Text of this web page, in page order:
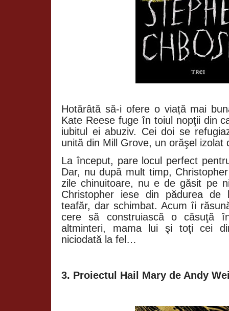
Hotărâtă să-i ofere o viață mai
Kate Reese fuge în toiul nopţii din
iubitul ei abuziv. Cei doi se
unită din Mill Grove, un orăşel izolat
La început, pare locul perfect
Dar, nu după mult timp,
zile chinuitoare, nu e de găsit pe
Christopher iese din pădurea de
teafăr, dar schimbat. Acum îi
cere să construiască o căsuţă
altminteri, mama lui şi toţi cei
niciodată la fel…
3. Proiectul Hail Mary de Andy